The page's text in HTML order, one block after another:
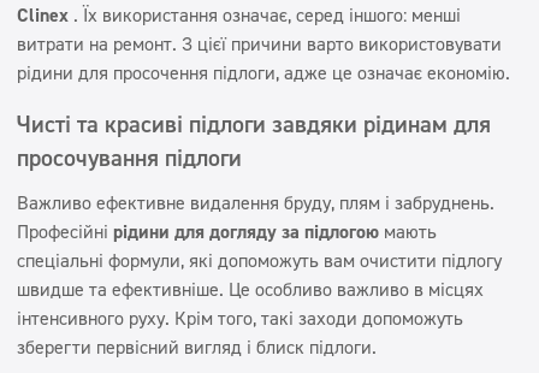
Clinex . Їх використання означає, серед іншого: менші
витрати на ремонт. З цієї причини варто використовувати
рідини для просочення підлоги, адже це означає економію.
Чисті та красиві підлоги завдяки рідинам для
просочування підлоги
Важливо ефективне видалення бруду, плям і забруднень.
Професійні рідини для догляду за підлогою мають
спеціальні формули, які допоможуть вам очистити підлогу
швидше та ефективніше. Це особливо важливо в місцях
інтенсивного руху. Крім того, такі заходи допоможуть
зберегти первісний вигляд і блиск підлоги.